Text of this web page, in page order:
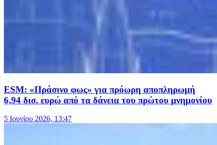
ESM: «Πράσινο φως» για πρόωρη αποπληρωμή
6,94 δισ. ευρώ από τα δάνεια του πρώτου μνημονίου
5 Ιουνίου 2026, 13:47